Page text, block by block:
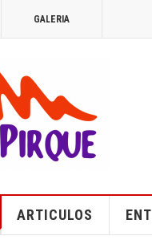
GALERIA
ARTICULOS